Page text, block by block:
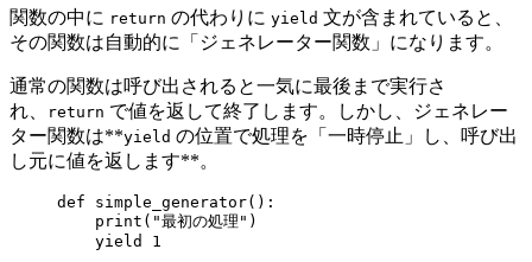
関数の中に return の代わりに yield 文が含まれていると、
その関数は自動的に「ジェネレーター関数」になります。
通常の関数は呼び出されると一気に最後まで実行さ
れ、
return で値を返して終了します。しかし、ジェネレー
ター関数は**yield の位置で処理を「一時停止」し、呼び出
し元に値を返します**。
def simple_generator() :
print ( "最初の処理 " )
yield
1